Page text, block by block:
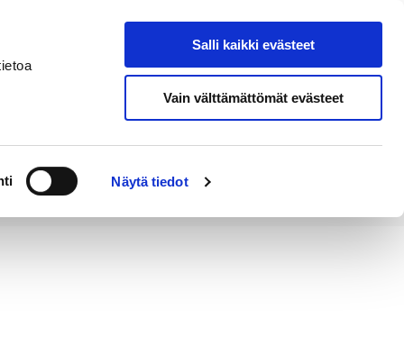
Näytä tiedot
Salli kaikki evästeet
Vain välttämättömät evästeet
Hae sivustolta